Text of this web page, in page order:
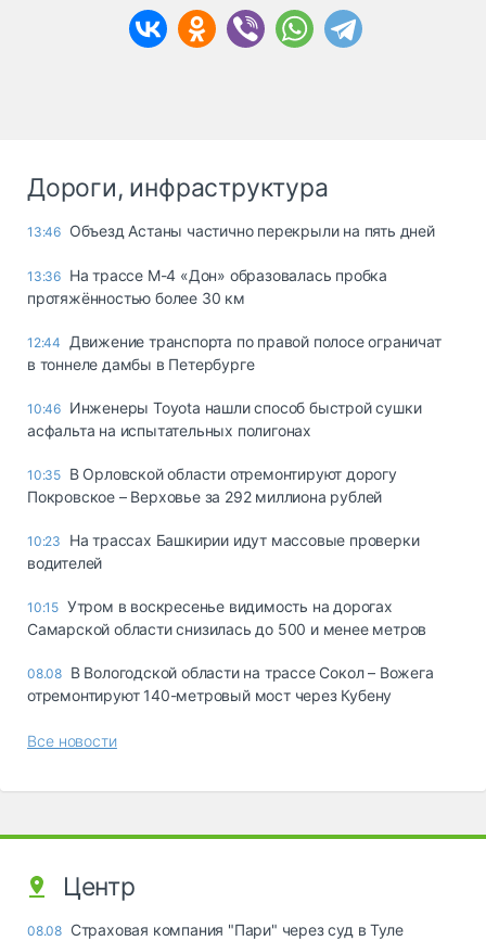
Дороги, инфраструктура
13:46 Объезд Астаны частично перекрыли на пять дней
13:36 На трассе М-4 «Дон» образовалась пробка
протяжённостью более 30 км
12:44
Движение транспорта по правой полосе ограничат
в тоннеле дамбы в Петербурге
10:46 Инженеры Toyota нашли способ быстрой сушки
асфальта на испытательных полигонах
10:35 В Орловской области отремонтируют дорогу
Покровское – Верховье за 292 миллиона рублей
10:23
На трассах Башкирии идут массовые проверки
водителей
10:15 Утром в воскресенье видимость на дорогах
Самарской области снизилась до 500 и менее метров
08.08 В Вологодской области на трассе Сокол – Вожега
отремонтируют 140-метровый мост через Кубену
Все новости
Центр
08.08 Страховая компания "Пари" через суд в Туле